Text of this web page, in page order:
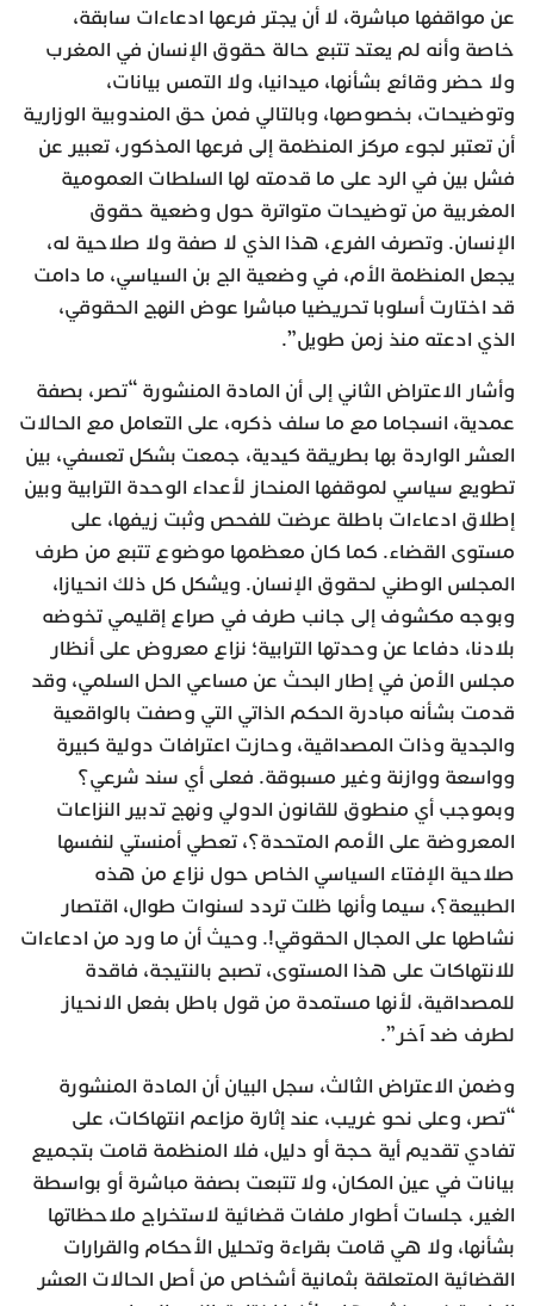
عن مواقفها مباشرة، لا أن يجتر فرعها ادعاءات سابقة،
خاصة وأنه لم يعتد تتبع حالة حقوق الإنسان في المغرب
ولا حضر وقائع بشأنها، ميدانيا، ولا التمس بيانات،
وتوضيحات، بخصوصها، وبالتالي فمن حق المندوبية الوزارية
أن تعتبر لجوء مركز المنظمة إلى فرعها المذكور، تعبير عن
فشل بين في الرد على ما قدمته لها السلطات العمومية
المغربية من توضيحات متواترة حول وضعية حقوق
الإنسان. وتصرف الفرع، هذا الذي لا صفة ولا صلاحية له،
يجعل المنظمة الأم، في وضعية الج بن السياسي، ما دامت
قد اختارت أسلوبا تحريضيا مباشرا عوض النهج الحقوقي،
الذي ادعته منذ زمن طويل”.
وأشار الاعتراض الثاني إلى أن المادة المنشورة “تصر، بصفة
عمدية، انسجاما مع ما سلف ذكره، على التعامل مع الحالات
العشر الواردة بها بطريقة كيدية، جمعت بشكل تعسفي، بين
تطويع سياسي لموقفها المنحاز لأعداء الوحدة الترابية وبين
إطلاق ادعاءات باطلة عرضت للفحص وثبت زيفها، على
مستوى القضاء. كما كان معظمها موضوع تتبع من طرف
المجلس الوطني لحقوق الإنسان. ويشكل كل ذلك انحيازا،
وبوجه مكشوف إلى جانب طرف في صراع إقليمي تخوضه
بلادنا، دفاعا عن وحدتها الترابية؛ نزاع معروض على أنظار
مجلس الأمن في إطار البحث عن مساعي الحل السلمي، وقد
قدمت بشأنه مبادرة الحكم الذاتي التي وصفت بالواقعية
والجدية وذات المصداقية، وحازت اعترافات دولية كبيرة
وواسعة ووازنة وغير مسبوقة. فعلى أي سند شرعي؟
وبموجب أي منطوق للقانون الدولي ونهج تدبير النزاعات
المعروضة على الأمم المتحدة؟، تعطي أمنستي لنفسها
صلاحية الإفتاء السياسي الخاص حول نزاع من هذه
الطبيعة؟، سيما وأنها ظلت تردد لسنوات طوال، اقتصار
نشاطها على المجال الحقوقي!. وحيث أن ما ورد من ادعاءات
للانتهاكات على هذا المستوى، تصبح بالنتيجة، فاقدة
للمصداقية، لأنها مستمدة من قول باطل بفعل الانحياز
لطرف ضد آخر”.
وضمن الاعتراض الثالث، سجل البيان أن المادة المنشورة
“تصر، وعلى نحو غريب، عند إثارة مزاعم انتهاكات، على
تفادي تقديم أية حجة أو دليل، فلا المنظمة قامت بتجميع
بيانات في عين المكان، ولا تتبعت بصفة مباشرة أو بواسطة
الغير، جلسات أطوار ملفات قضائية لاستخراج ملاحظاتها
بشأنها، ولا هي قامت بقراءة وتحليل الأحكام والقرارات
القضائية المتعلقة بثمانية أشخاص من أصل الحالات العشر